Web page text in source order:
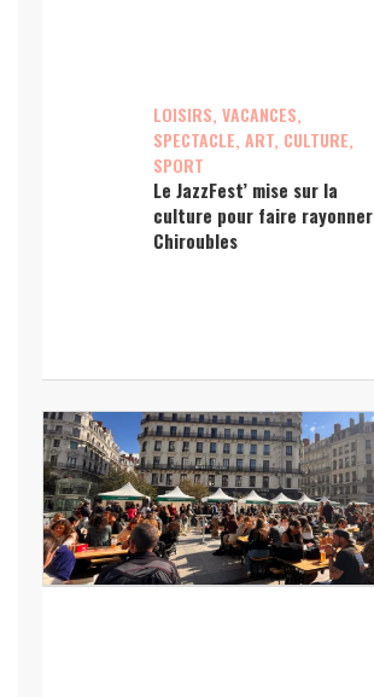
LOISIRS, VACANCES,
SPECTACLE, ART, CULTURE,
SPORT
Le JazzFest’ mise sur la
culture pour faire rayonner
Chiroubles